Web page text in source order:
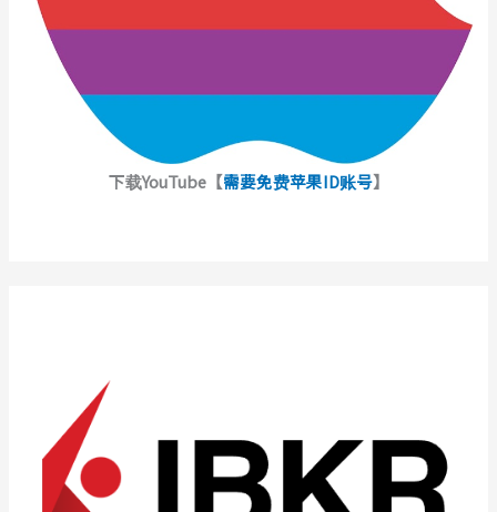
下载YouTube【需要免费苹果ID账号】